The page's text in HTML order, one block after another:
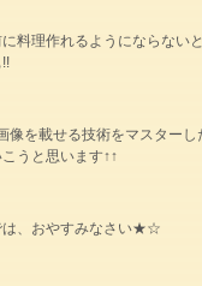
に料理作れるようにならない
像を載せる技術をマスター
こうと思います↑↑
は、おやすみなさい★☆